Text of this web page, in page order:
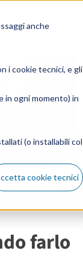
anche
i cookie tecnici, e gli
in ogni momento) in
(o installabili col
cookie tecnici
farlo